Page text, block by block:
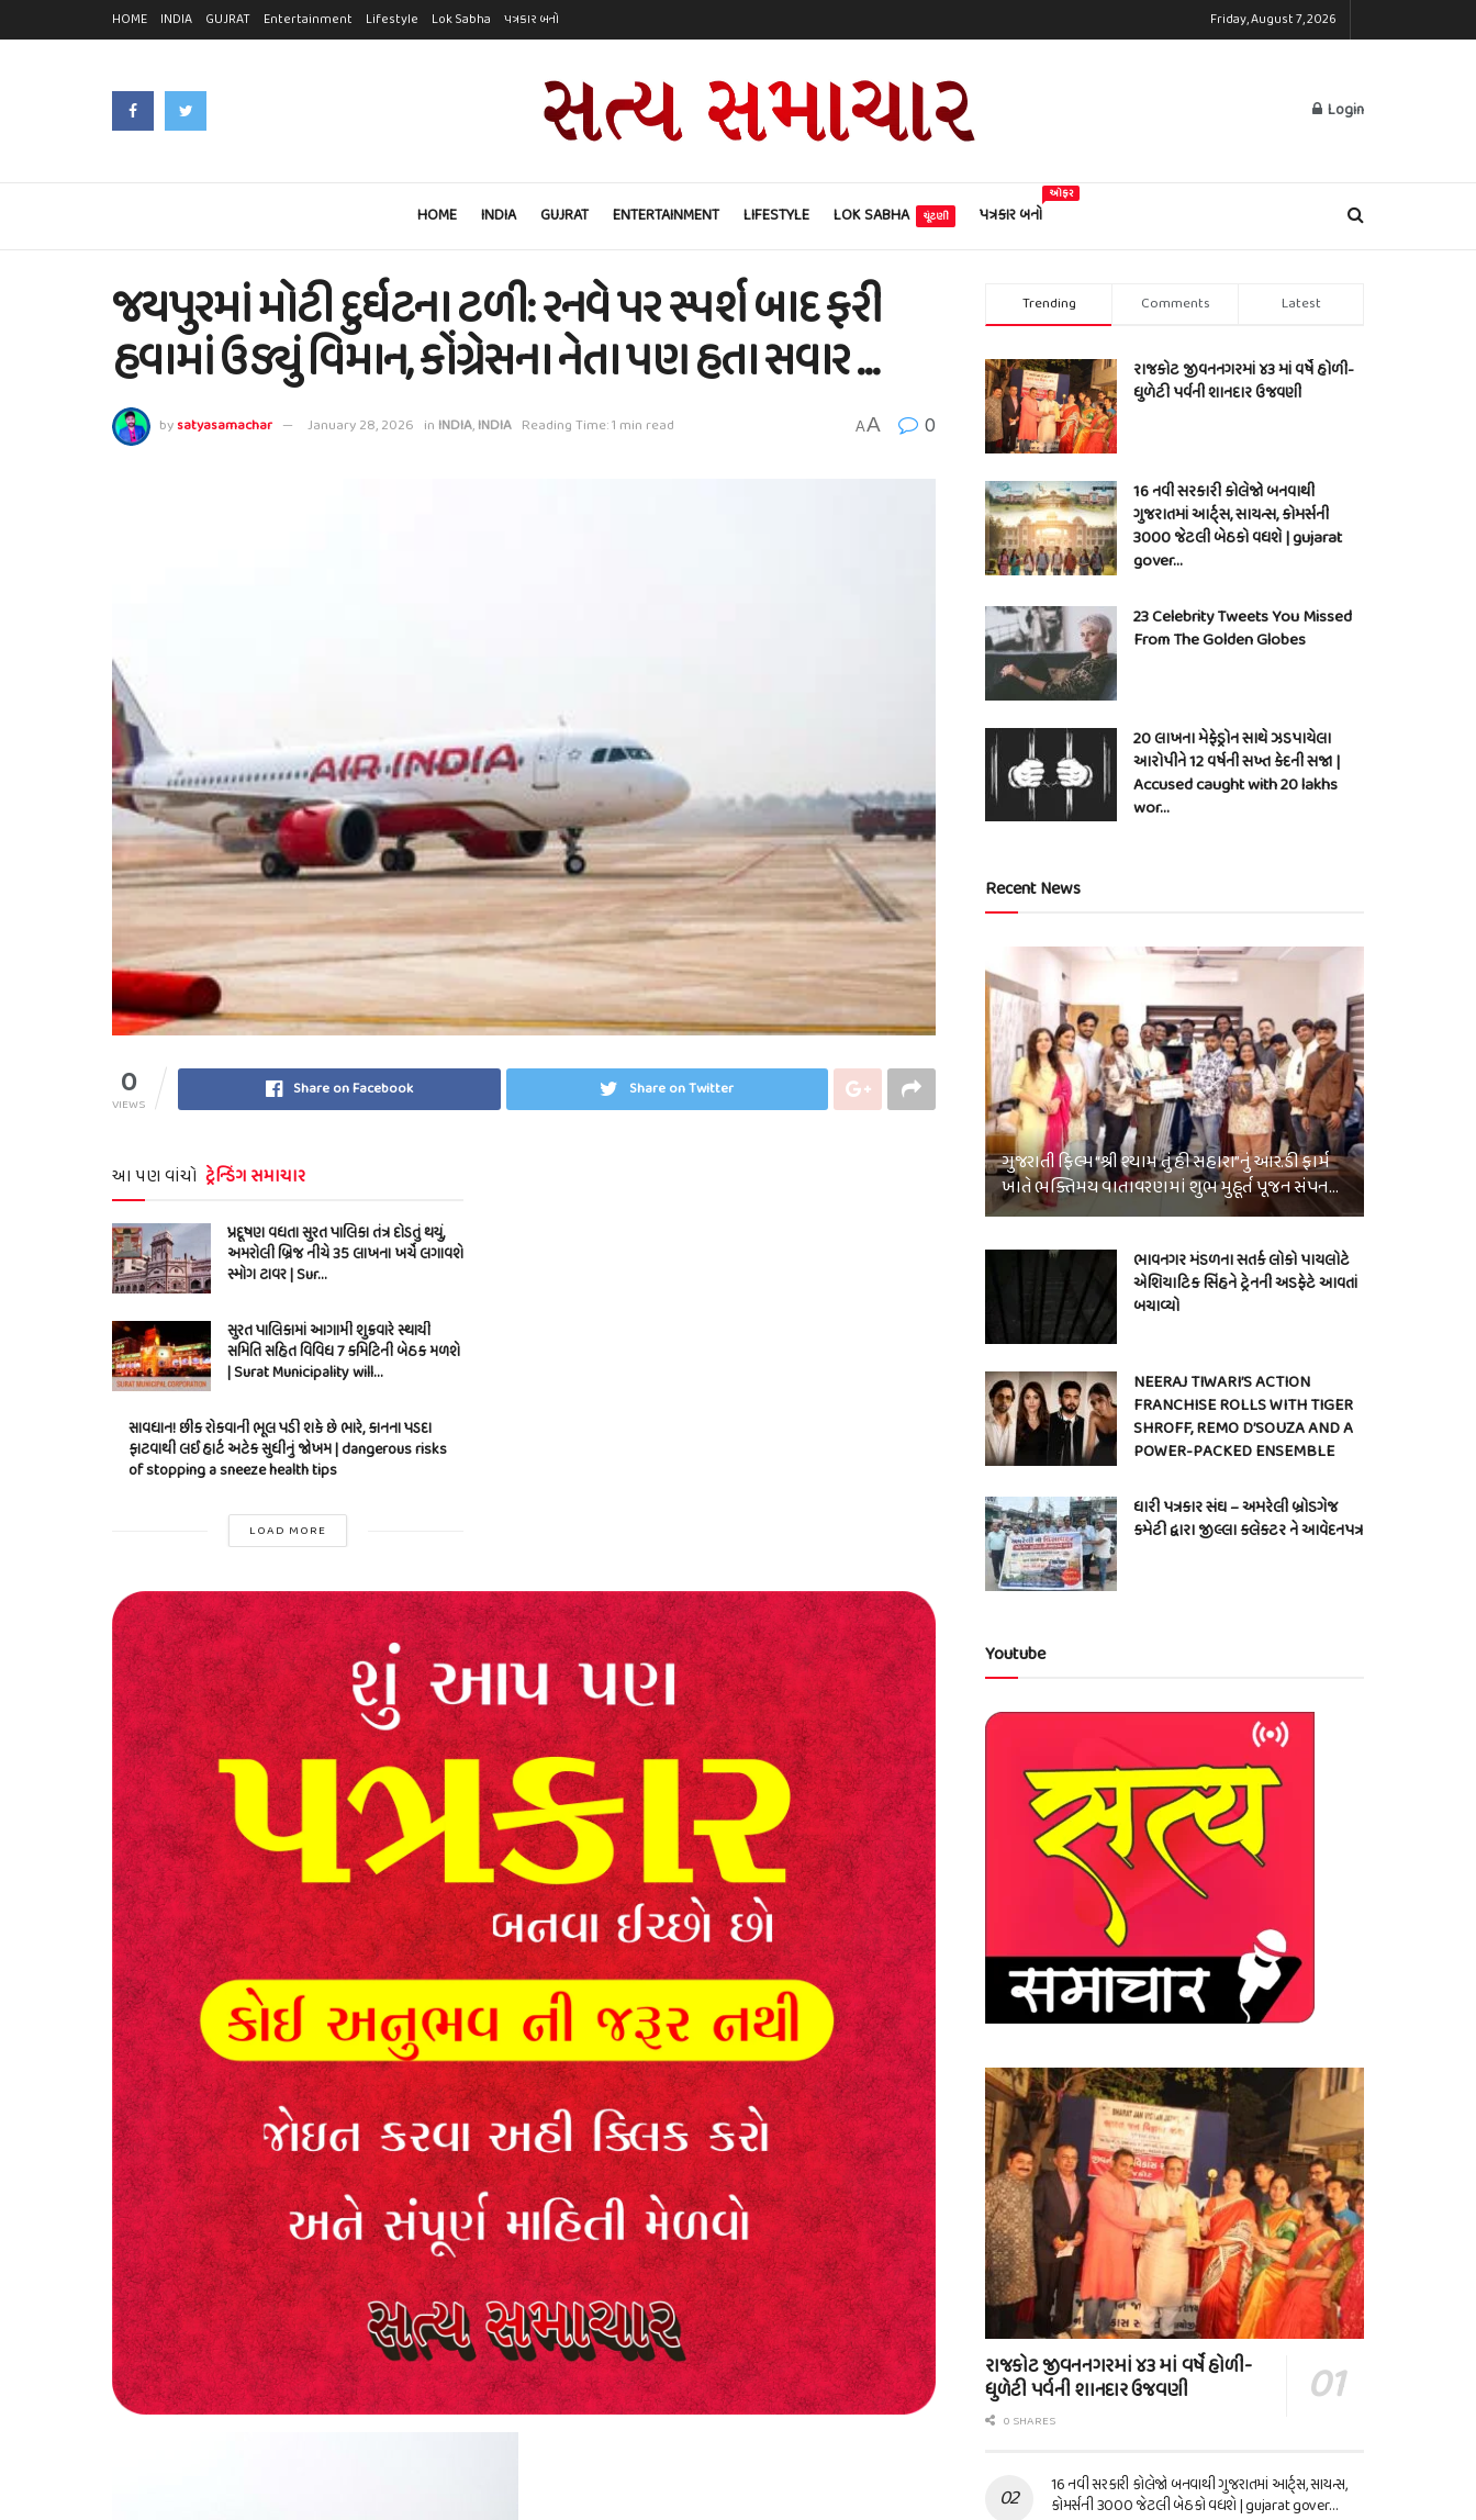
HOME INDIA GUJRAT Entertainment Lifestyle Lok Sabha પત્રકાર બનો Friday, August 7, 2026
Login
HOME INDIA GUJRAT ENTERTAINMENT LIFESTYLE LOK SABHA ચૂંટણી પત્રકાર બનો
ઓફર
જયપુરમાં મોટી દુર્ઘટના ટળી: રનવે પર સ્પર્શ બાદ ફરી
હવામાં ઉડ્યું વિમાન, કોંગ્રેસના નેતા પણ હતા સવાર …
bysatyasamachar January 28, 2026 in INDIA,INDIA Reading Time: 1 min read AA 0
0
VIEWS
Share on Facebook Share on Twitter
આ પણ વાંચો ટ્રેન્ડિંગ સમાચાર
પ્રદૂષણ વધતા સુરત પાલિકા તંત્ર દોડતું થયું,
અમરોલી બ્રિજ નીચે 35 લાખના ખર્ચે લગાવશે
સ્મોગ ટાવર | Sur…
સુરત પાલિકામાં આગામી શુક્રવારે સ્થાયી
સમિતિ સહિત વિવિધ 7 કમિટિની બેઠક મળશે
| Surat Municipality will…
સાવધાન! છીંક રોકવાની ભૂલ પડી શકે છે ભારે, કાનના પડદા
ફાટવાથી લઈ હાર્ટ અટેક સુધીનું જોખમ | dangerous risks
of stopping a sneeze health tips
LOAD MORE
Trending Comments Latest
રાજકોટ જીવનનગરમાં ૪૩ માં વર્ષે હોળી-
ધુળેટી પર્વની શાનદાર ઉજવણી
16 નવી સરકારી કોલેજો બનવાથી
ગુજરાતમાં આર્ટ્સ, સાયન્સ, કોમર્સની
3000 જેટલી બેઠકો વધશે | gujarat
gover…
23 Celebrity Tweets You Missed
From The Golden Globes
20 લાખના મેફેડ્રોન સાથે ઝડપાયેલા
આરોપીને 12 વર્ષની સખ્ત કેદની સજા |
Accused caught with 20 lakhs
wor…
Recent News
ગુજરાતી ફિલ્મ “શ્રી શ્યામ તું હી સહારા”નું આર.ડી ફાર્મ
ખાતે ભક્તિમય વાતાવરણમાં શુભ મુહૂર્ત પૂજન સંપન…
ભાવનગર મંડળના સતર્ક લોકો પાયલોટે
એશિયાટિક સિંહને ટ્રેનની અડફેટે આવતાં
બચાવ્યો
NEERAJ TIWARI’S ACTION
FRANCHISE ROLLS WITH TIGER
SHROFF, REMO D’SOUZA AND A
POWER-PACKED ENSEMBLE
ધારી પત્રકાર સંઘ – અમરેલી બ્રોડગેજ
કમેટી દ્વારા જીલ્લા કલેકટર ને આવેદનપત્ર
Youtube
રાજકોટ જીવનનગરમાં ૪૩ માં વર્ષે હોળી-
ધુળેટી પર્વની શાનદાર ઉજવણી
0 SHARES
16 નવી સરકારી કોલેજો બનવાથી ગુજરાતમાં આર્ટ્સ, સાયન્સ,
કોમર્સની 3000 જેટલી બેઠકો વધશે | gujarat gover…